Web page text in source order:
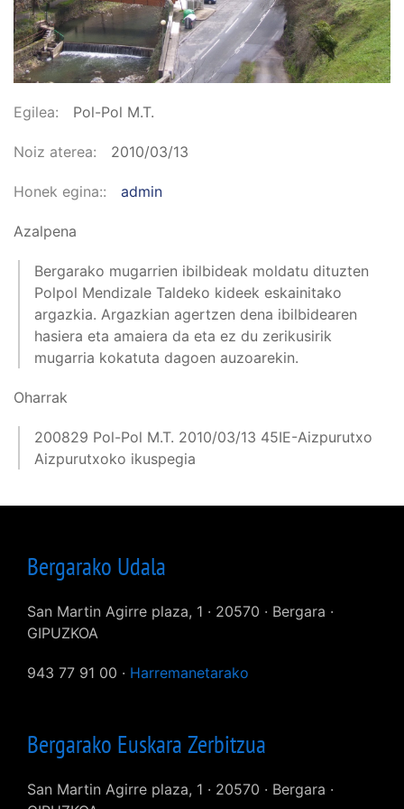
Egilea Pol-Pol M.T.
Noiz aterea 2010/03/13
Honek egina: admin
Azalpena
Bergarako mugarrien ibilbideak moldatu dituzten
Polpol Mendizale Taldeko kideek eskainitako
argazkia. Argazkian agertzen dena ibilbidearen
hasiera eta amaiera da eta ez du zerikusirik
mugarria kokatuta dagoen auzoarekin.
Oharrak
200829 Pol-Pol M.T. 2010/03/13 45IE-Aizpurutxo
Aizpurutxoko ikuspegia
Bergarako Udala
San Martin Agirre plaza, 1 · 20570 · Bergara ·
GIPUZKOA
943 77 91 00 · Harremanetarako
Bergarako Euskara Zerbitzua
San Martin Agirre plaza, 1 · 20570 · Bergara ·